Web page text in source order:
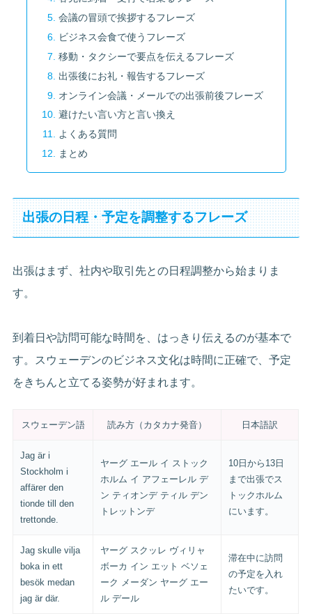
会議の冒頭で挨拶するフレーズ
ビジネス会食で使うフレーズ
移動・タクシーで要点を伝えるフレーズ
出張後にお礼・報告するフレーズ
オンライン会議・メールでの出張前後フレーズ
避けたい言い方と言い換え
よくある質問
まとめ
出張の日程・予定を調整するフレーズ
出張はまず、社内や取引先との日程調整から始まりま
す。
到着日や訪問可能な時間を、はっきり伝えるのが基本で
す。スウェーデンのビジネス文化は時間に正確で、予定
をきちんと立てる姿勢が好まれます。
スウェーデン語 読み方（カタカナ発音） 日本語訳
Jag är i
Stockholm i
affärer den
tionde till den
trettonde.
ヤーグ エール イ ストック
ホルム イ アフェーレル デ
ン ティオンデ ティル デン
トレットンデ
10日から13日
まで出張でス
トックホルム
にいます。
Jag skulle vilja
boka in ett
besök medan
jag är där.
ヤーグ スクッレ ヴィリャ
ボーカ イン エット ベソェ
ーク メーダン ヤーグ エー
ル デール
滞在中に訪問
の予定を入れ
たいです。